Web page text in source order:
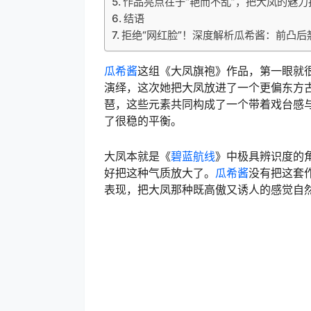
结语
拒绝“网红脸”！深度解析瓜希酱：前凸
瓜希酱这组《大凤旗袍》作品，第一眼就
演绎，这次她把大凤放进了一个更偏东
琶，这些元素共同构成了一个带着戏台
了很稳的平衡。
大凤本就是《碧蓝航线》中极具辨识度的
好把这种气质放大了。 瓜希酱没有把这套
表现，把大凤那种既高傲又诱人的感觉